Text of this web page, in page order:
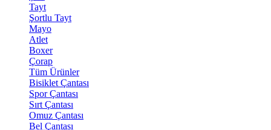
Tayt
Şortlu Tayt
Mayo
Atlet
Boxer
Çorap
Tüm Ürünler
Bisiklet Çantası
Spor Çantası
Sırt Çantası
Omuz Çantası
Bel Çantası